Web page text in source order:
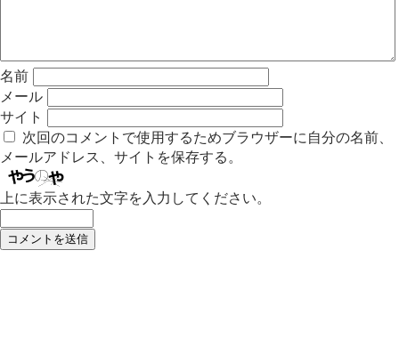
名前
メール
サイト
次回のコメントで使用するためブラウザーに自分の名前、
メールアドレス、サイトを保存する。
上に表示された文字を入力してください。